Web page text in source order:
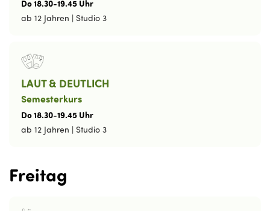
Do18.30-19.45 Uhr
ab 12 Jahren | Studio 3
LAUT & DEUTLICH
Semesterkurs
Do18.30-19.45 Uhr
ab 12 Jahren | Studio 3
Freitag